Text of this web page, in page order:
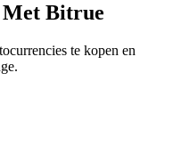
enz.
Bitrue
te kopen en